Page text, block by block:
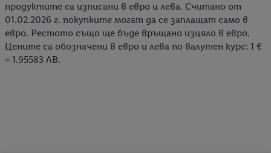
продуктите са изписани в евро и лева. Считано от
01.02.2026 г. покупките могат да се заплащат само в
евро. Рестото също ще бъде връщано изцяло в евро.
Цените са обозначени в евро и лева по валутен курс: 1 €
= 1.95583 ЛВ.